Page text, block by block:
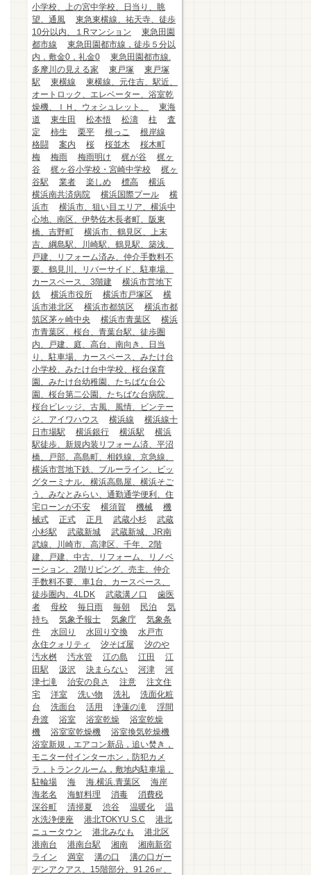
小学校、上の宮中学校、日当り、眺
望、通風
東急東横線、祐天寺、徒歩
10分以内、１Rマンション
東急田園
都市線
東急田園都市線，徒歩５分以
内，敷金0，礼金0
東急田園都市線.
多摩川の見える家
東戸塚
東戸塚
駅
東横線
東横線、元住吉、駅近、
オートロック、エレベーター、浴室乾
燥機、ＩＨ、ウォシュレット、
東海
道
東生田 松本悟 松濤 柱
査
定
柿生 栗平 根っこ
根岸線
格闘
案内 桜 桜並木
桜木町
梅
梅雨 梅雨明け 梶が谷
梶ヶ
谷
梶ヶ谷小学校・宮崎中学校
梶ヶ
谷駅
業者 楽しめ 標高
横浜
横浜南共済病院
横浜国際プール
横
浜市
横浜市、狙い目エリア、横浜中
心地、南区、伊勢佐木長者町、阪東
橋、吉野町
横浜市、鶴見区、上末
吉、綱島駅、川崎駅、鶴見駅、築浅、
戸建、リフォーム済み、仲介手数料不
要、鶴見川、リバーサイド、駐車場、
カースペース、3階建
横浜市営地下
鉄
横浜市役所 横浜市戸塚区
横
浜市港北区
横浜市都筑区
横浜市都
筑区茅ヶ崎中央
横浜市青葉区
横浜
市青葉区、桜台、青葉台駅、徒歩圏
内、戸建、庭、高台、南向き、日当
り、駐車場、カースペース、みたけ台
小学校、みたけ台中学校、桜台保育
園、みたけ台幼稚園、たちばな台公
園、桜台第二公園、たちばな台病院、
桜台ビレッジ、古風、風情、ビンテー
ジ、アイワハウス
横浜線
横浜線十
日市場駅
横浜銀行 横浜駅
横浜
駅徒歩、新規内装リフォーム済、平沼
橋、戸部、高島町、相鉄線、京急線、
横浜市営地下鉄、ブルーライン、ビッ
グターミナル、横浜高島屋、横浜そご
う、みなとみらい、通勤通学便利、住
宅ローンが不安
横須賀 機械
機
械式
正式 正月 武蔵小杉
武蔵
小杉駅
武蔵新城
武蔵新城、JR南
武線、川崎市、高津区、千年、2階
建、戸建、中古、リフォーム、リノベ
ーション、2階リビング、売主、仲介
手数料不要、車1台、カースペース、
徒歩圏内、4LDK
武蔵溝ノ口
歯医
者
母校 毎日雨 毎朝 民泊
気
持ち
気象予報士 気象庁
気象条
件
水回り 水回り交換
水戸市
永住クォリティ
汐そば屋
汐のや
汚水桝
汚水管 江の島 江田
江
田駅
汲沢 決まらない 河津
河
津七滝
治安の良さ 注意
注文住
宅
洋室 洗い物 洗礼
洗面化粧
台
洗面台 活用 浄蓮の滝
浮間
舟渡
浴室 浴室乾燥
浴室乾燥
機
浴室室乾燥機
浴室換気乾燥機
浴室新規，エアコン新品，追い焚き，
モニター付インターホン，防犯カメ
ラ，トランクルーム，敷地内駐車場，
駐輪場
海 海.横浜.青葉区
海岸
海老名
海鮮料理 消毒
消費税
深谷町
清掃夏 渋谷 温暖化
温
水洗浄便座
港北TOKYU S.C
港北
ニュータウン
港北みなも
港北区
港南台
港南台駅 湘南
湘南新宿
ライン
満室 溝の口
溝の口ガー
デンアクアス、15階部分、91.26㎡、